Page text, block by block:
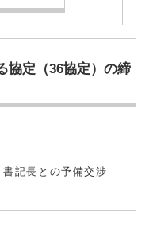
協定（36協定）の締
記長との予備交渉